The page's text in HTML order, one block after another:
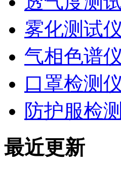
雾化测试仪
气相色谱仪
口罩检测
防护服检
最近更新